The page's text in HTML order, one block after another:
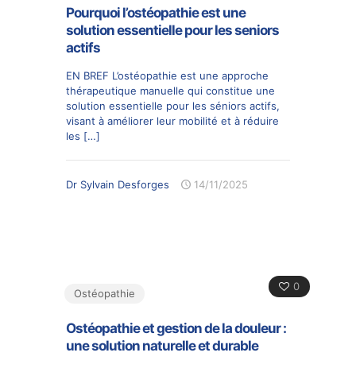
Pourquoi l’ostéopathie est une
solution essentielle pour les seniors
actifs
EN BREF L’ostéopathie est une approche
thérapeutique manuelle qui constitue une
solution essentielle pour les séniors actifs,
visant à améliorer leur mobilité et à réduire
les […]
Dr Sylvain Desforges 14/11/2025
0
Ostéopathie
Ostéopathie et gestion de la douleur :
une solution naturelle et durable